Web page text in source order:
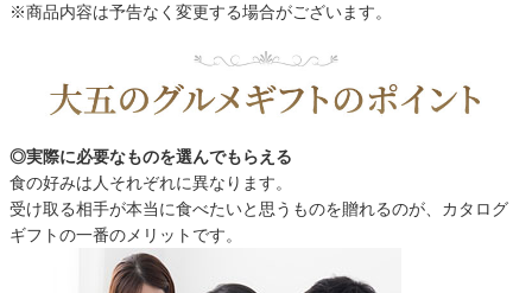
※商品内容は予告なく変更する場合がございます。
◎実際に必要なものを選んでもらえる
食の好みは人それぞれに異なります。
受け取る相手が本当に食べたいと思うものを贈れるのが、カタログ
ギフトの一番のメリットです。